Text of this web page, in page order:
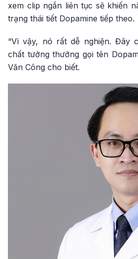
xem clip ngắn liên tục sẽ khiến
trạng thái tiết Dopamine tiếp theo.
“Vì vậy, nó rất dễ nghiện. Đây
chất tưởng thưởng gọi tên
Văn Công cho biết.